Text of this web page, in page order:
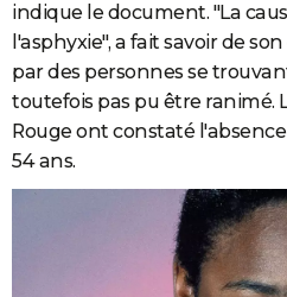
indique le document. "La
l'asphyxie", a fait savoir de
par des personnes se
toutefois pas pu être ranimé.
Rouge ont constaté
54 ans.